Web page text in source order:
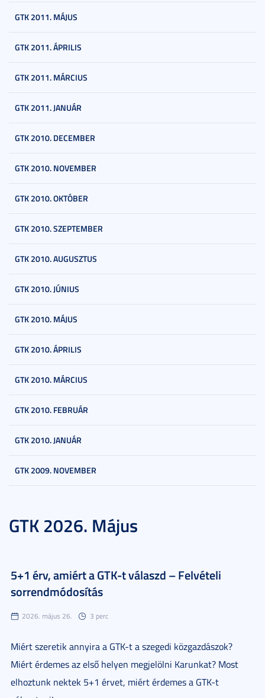
GTK 2011. MÁJUS
GTK 2011. ÁPRILIS
GTK 2011. MÁRCIUS
GTK 2011. JANUÁR
GTK 2010. DECEMBER
GTK 2010. NOVEMBER
GTK 2010. OKTÓBER
GTK 2010. SZEPTEMBER
GTK 2010. AUGUSZTUS
GTK 2010. JÚNIUS
GTK 2010. MÁJUS
GTK 2010. ÁPRILIS
GTK 2010. MÁRCIUS
GTK 2010. FEBRUÁR
GTK 2010. JANUÁR
GTK 2009. NOVEMBER
GTK 2026. Május
5+1 érv, amiért a GTK-t válaszd – Felvételi
sorrendmódosítás
2026. május 26. 3 perc
Miért szeretik annyira a GTK-t a szegedi közgazdászok?
Miért érdemes az első helyen megjelölni Karunkat? Most
elhoztunk nektek 5+1 érvet, miért érdemes a GTK-t